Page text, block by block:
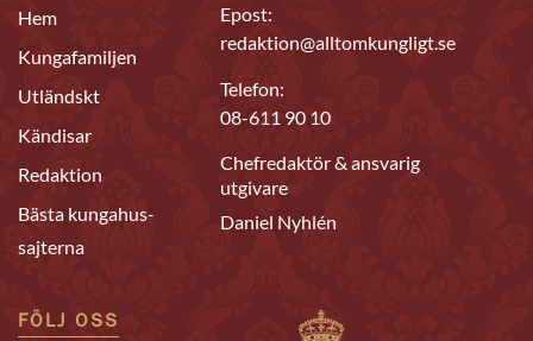
Hem
Kungafamiljen
Utländskt
Kändisar
Redaktion
Bästa kungahus-
sajterna
Epost:
redaktion@alltomkungligt.se
Telefon:
08-611 90 10
Chefredaktör & ansvarig
utgivare
Daniel Nyhlén
FÖLJ OSS